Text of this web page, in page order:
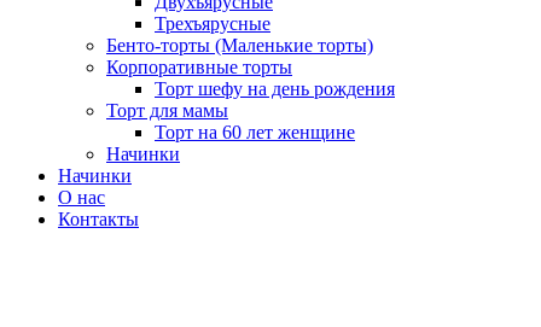
Трехъярусные
Бенто-торты (Маленькие торты)
Корпоративные торты
Торт шефу на день рождения
Торт для мамы
Торт на 60 лет женщине
Начинки
Начинки
О нас
Контакты